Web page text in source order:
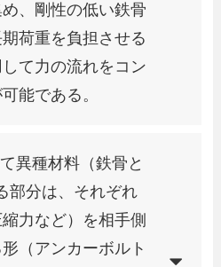
、剛性の低い鉄骨
荷重を負担させる
て力の流れをコン
能である。
異種材料（鉄骨と
部分は、それぞれ
力など）を相手側
（アンカーボルト